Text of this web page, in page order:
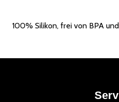
100% Silikon, frei von BPA